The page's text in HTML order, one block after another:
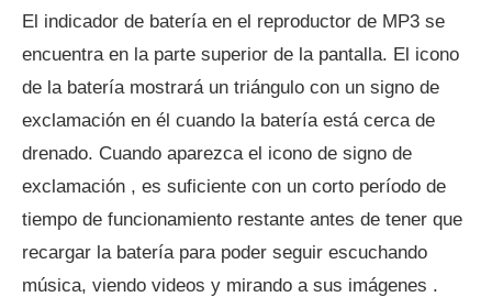
El indicador de batería en el reproductor de MP3 se
encuentra en la parte superior de la pantalla. El icono
de la batería mostrará un triángulo con un signo de
exclamación en él cuando la batería está cerca de
drenado. Cuando aparezca el icono de signo de
exclamación , es suficiente con un corto período de
tiempo de funcionamiento restante antes de tener que
recargar la batería para poder seguir escuchando
música, viendo videos y mirando a sus imágenes .